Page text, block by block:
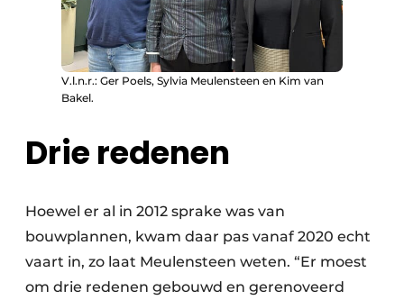
V.l.n.r.: Ger Poels, Sylvia Meulensteen en Kim van
Bakel.
Drie redenen
Hoewel er al in 2012 sprake was van
bouwplannen, kwam daar pas vanaf 2020 echt
vaart in, zo laat Meulensteen weten. “Er moest
om drie redenen gebouwd en gerenoveerd